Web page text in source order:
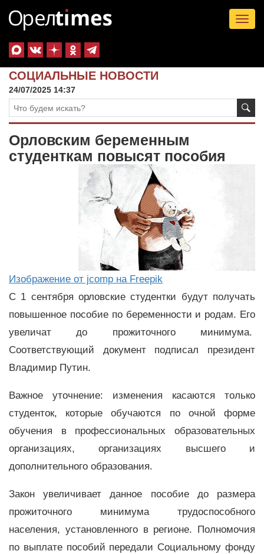
СОЦИАЛЬНЫЕ НОВОСТИ
24/07/2025 14:37
Орловским беременным
студенткам повысят пособия
Изображение от jcomp на Freepik
С 1 сентября орловские студентки будут получать
повышенное пособие по беременности и родам. Его
увеличат до прожиточного минимума.
Соответствующий документ подписал президент
Владимир Путин.
Важное уточнение: изменения касаются только
студенток, которые обучаются по очной форме
обучения в профессиональных образовательных
организациях, организациях высшего и
дополнительного образования.
Закон увеличивает данное пособие до размера
прожиточного минимума трудоспособного
населения, установленного в регионе. Полномочия
по выплате пособий передали Социальному фонду